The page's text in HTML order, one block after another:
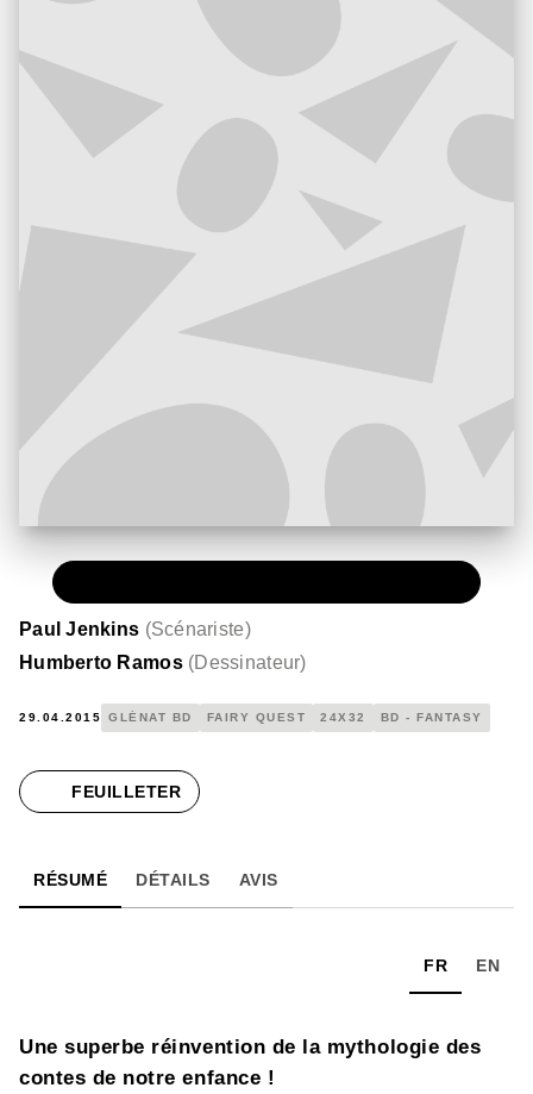
Paul Jenkins (Scénariste)
Humberto Ramos (Dessinateur)
29.04.2015 GLÉNAT BD FAIRY QUEST 24X32 BD - FANTASY
FEUILLETER
RÉSUMÉ DÉTAILS AVIS
FR EN
Une superbe réinvention de la mythologie des
contes de notre enfance !